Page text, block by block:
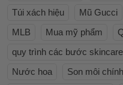
Túi xách hiệu
Mũ Gucci
MLB
Mua mỹ phẩm
quy trình các bước skincare
Nước hoa
Son môi